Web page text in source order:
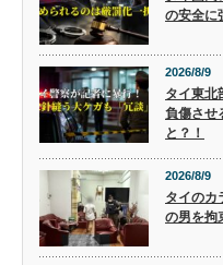
の安全に
2026/8/9
タイ東北
負傷させ
と？！
2026/8/9
タイのカ
の男を拘